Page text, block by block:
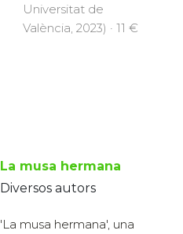
Universitat de
València, 2023) · 11 €
La musa hermana
Diversos autors
'La musa hermana', una